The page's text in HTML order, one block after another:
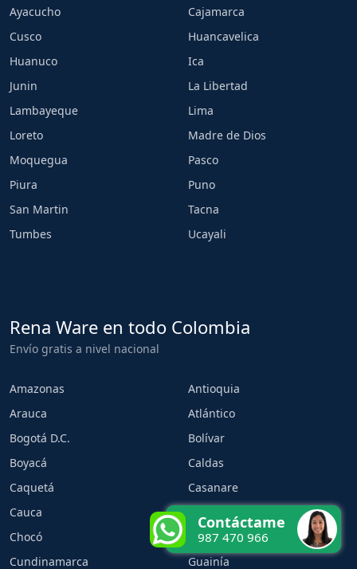
Ayacucho
Cajamarca
Cusco
Huancavelica
Huanuco
Ica
Junin
La Libertad
Lambayeque
Lima
Loreto
Madre de Dios
Moquegua
Pasco
Piura
Puno
San Martin
Tacna
Tumbes
Ucayali
Rena Ware en todo Colombia
Envío gratis a nivel nacional
Amazonas
Antioquia
Arauca
Atlántico
Bogotá D.C.
Bolívar
Boyacá
Caldas
Caquetá
Casanare
Cauca
Chocó
Córdoba
Cundinamarca
Guainía
Contáctame
987 470 966